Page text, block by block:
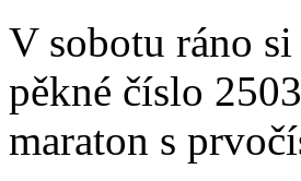
V sobotu ráno
pěkné číslo
maraton s